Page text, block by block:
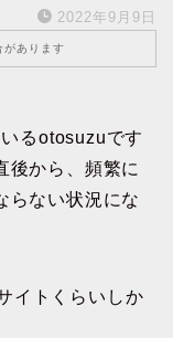
2022年9月9日
があります
るotosuzuです
後から、頻繁に
らない状況にな
イトくらいしか